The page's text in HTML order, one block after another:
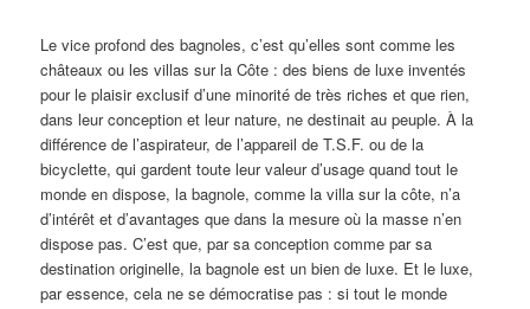
Le vice profond des bagnoles, c’est qu’elles sont comme les
châteaux ou les villas sur la Côte : des biens de luxe inventés
pour le plaisir exclusif d’une minorité de très riches et que rien,
dans leur conception et leur nature, ne destinait au peuple. À la
différence de l’aspirateur, de l’appareil de T.S.F. ou de la
bicyclette, qui gardent toute leur valeur d’usage quand tout le
monde en dispose, la bagnole, comme la villa sur la côte, n’a
d’intérêt et d’avantages que dans la mesure où la masse n’en
dispose pas. C’est que, par sa conception comme par sa
destination originelle, la bagnole est un bien de luxe. Et le luxe,
par essence, cela ne se démocratise pas : si tout le monde